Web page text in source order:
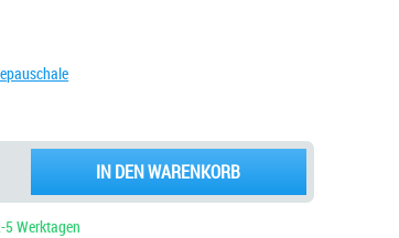
IN DEN WARENKORB
5 Werktagen